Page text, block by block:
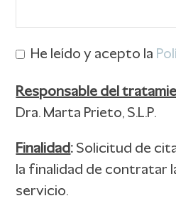
He leído y acepto la
Responsable del
Dra. Marta Prieto, S.L.P.
Finalidad : Solicitud de
la finalidad de contratar
servicio.